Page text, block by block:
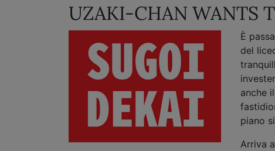
UZAKI-CHAN WANTS
È
del
anche
piano
Arriva